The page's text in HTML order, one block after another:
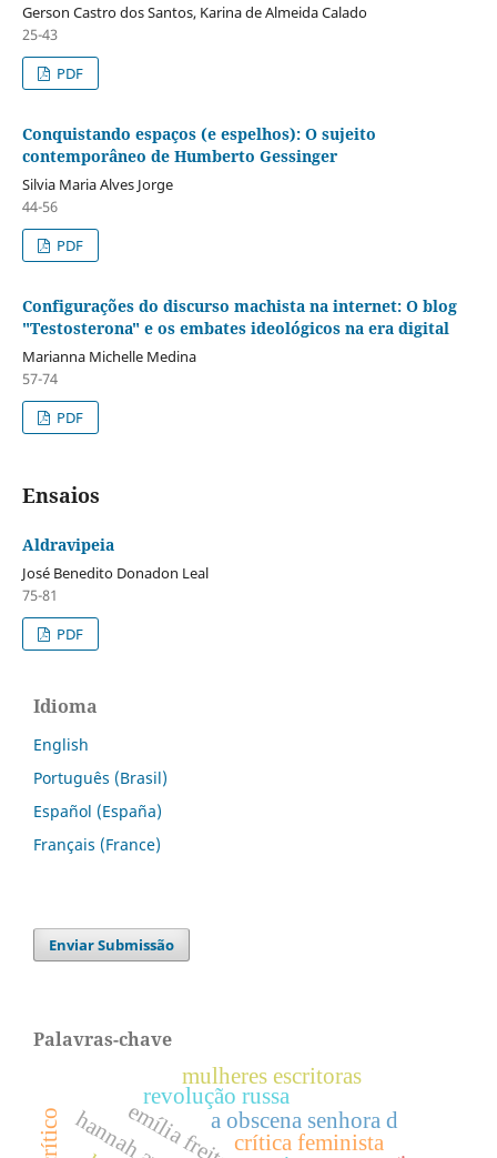
Gerson Castro dos Santos, Karina de Almeida Calado
25-43
PDF
Conquistando espaços (e espelhos): O sujeito
contemporâneo de Humberto Gessinger
Silvia Maria Alves Jorge
44-56
PDF
Configurações do discurso machista na internet: O blog
"Testosterona" e os embates ideológicos na era digital
Marianna Michelle Medina
57-74
PDF
Ensaios
Aldravipeia
José Benedito Donadon Leal
75-81
PDF
Idioma
English
Português (Brasil)
Español (España)
Français (France)
Enviar Submissão
Palavras-chave
crítica feminista
emília freitasa obscena senhora d
revolução russa
mulheres escritoras